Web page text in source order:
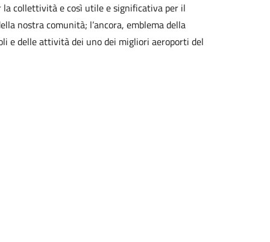
collettività e così utile e significativa per il
nostra comunità; l’ancora, emblema della
e delle attività dei uno dei migliori aeroporti del